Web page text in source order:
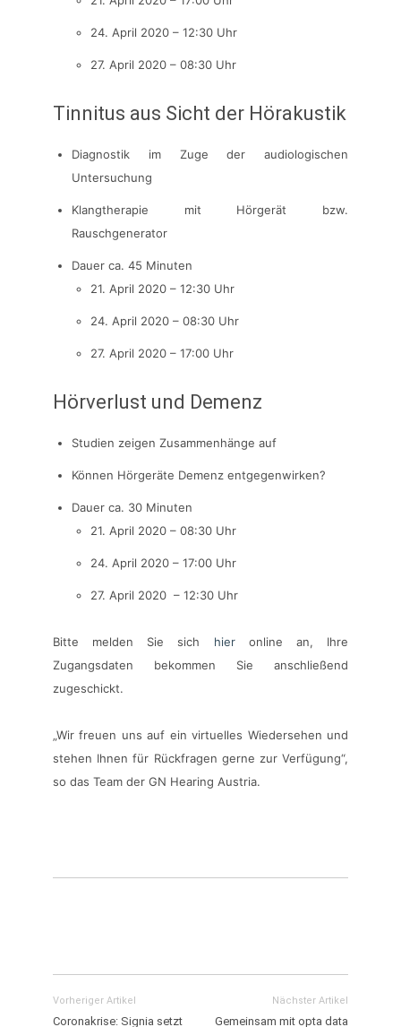
24. April 2020 – 12:30 Uhr
27. April 2020 – 08:30 Uhr
Tinnitus aus Sicht der Hörakustik
Diagnostik im Zuge der audiologischen
Untersuchung
Klangtherapie mit Hörgerät bzw.
Rauschgenerator
Dauer ca. 45 Minuten
21. April 2020 – 12:30 Uhr
24. April 2020 – 08:30 Uhr
27. April 2020 – 17:00 Uhr
Hörverlust und Demenz
Studien zeigen Zusammenhänge auf
Können Hörgeräte Demenz entgegenwirken?
Dauer ca. 30 Minuten
21. April 2020 – 08:30 Uhr
24. April 2020 – 17:00 Uhr
27. April 2020 – 12:30 Uhr
Bitte melden Sie sich hieronline an, Ihre
Zugangsdaten bekommen Sie anschließend
zugeschickt.
„Wir freuen uns auf ein virtuelles Wiedersehen und
stehen Ihnen für Rückfragen gerne zur Verfügung“,
so das Team der GN Hearing Austria.
Vorheriger Artikel
Coronakrise: Signia setzt
Nächster Artikel
Gemeinsam mit opta data